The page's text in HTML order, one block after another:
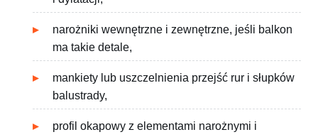
narożniki wewnętrzne i zewnętrzne, jeśli balkon
ma takie detale,
mankiety lub uszczelnienia przejść rur i słupków
balustrady,
profil okapowy z elementami narożnymi i